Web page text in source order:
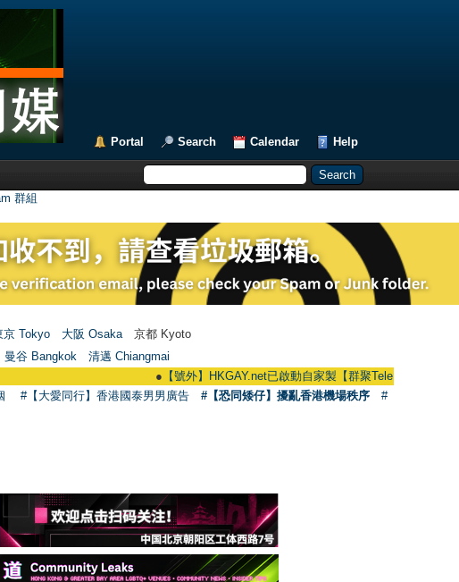
Portal Search Calendar Help
群組
京 Tokyo 大阪 Osaka 京都 Kyoto
曼谷 Bangkok
清邁 Chiangmai
【號外】HKGAY.net已啟動自家製【群聚Telegram群組】
#【大愛同行】香港國泰男男廣告 #【恐同矮仔】擾亂香港機場秩序
#